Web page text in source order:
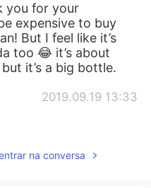
you for your
expensive to buy
But I feel like it’s
too 😂 it’s about
it’s a big bottle.
2019.09.19 13:33
投稿で私なりの使い方
na conversa